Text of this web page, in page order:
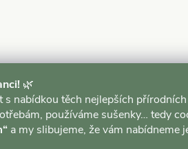
🌿
nabídkou těch nejlepších
používáme sušenky… tedy
a my slibujeme, že vám nabídneme